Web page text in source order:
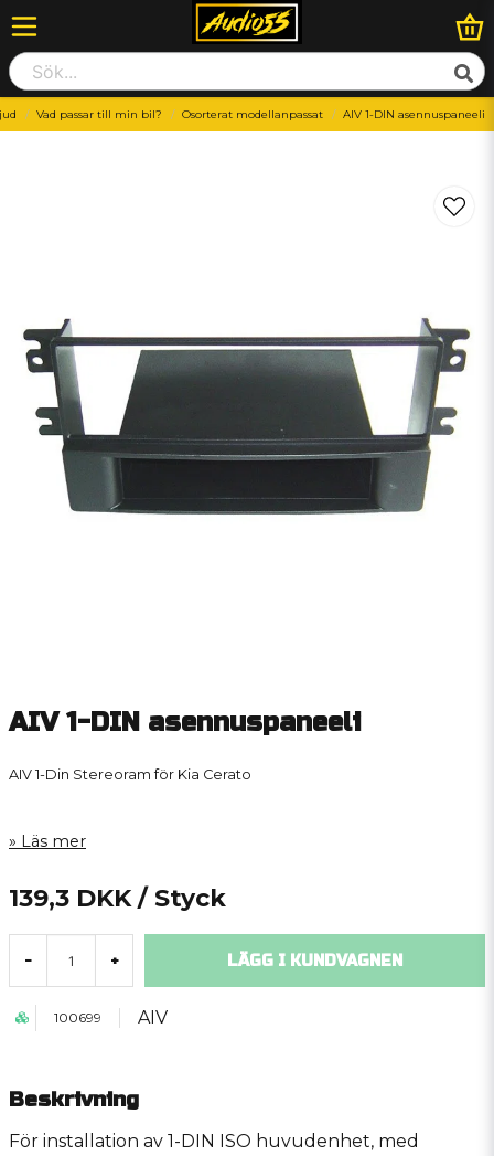
Vad passar till min bil? Osorterat modellanpassat AIV 1-DIN asennuspaneeli
AIV 1-DIN asennuspaneeli
AIV 1-Din Stereoram för Kia Cerato
Läs mer
139,3 DKK / Styck
- + LÄGG I KUNDVAGNEN
100699 AIV
Beskrivning
För installation av 1-DIN ISO huvudenhet, med